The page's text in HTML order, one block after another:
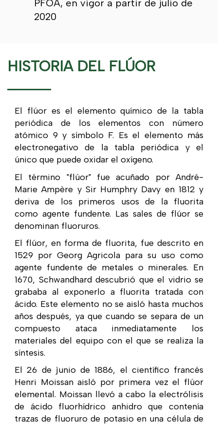
PFOA, en vigor a partir de julio de
2020
HISTORIA DEL FLÚOR
El flúor es el elemento químico de la tabla
periódica de los elementos con número
atómico 9 y símbolo F. Es el elemento más
electronegativo de la tabla periódica y el
único que puede oxidar el oxígeno.
El término "flúor" fue acuñado por André-
Marie Ampère y Sir Humphry Davy en 1812 y
deriva de los primeros usos de la fluorita
como agente fundente. Las sales de flúor se
denominan fluoruros.
El flúor, en forma de fluorita, fue descrito en
1529 por Georg Agricola para su uso como
agente fundente de metales o minerales. En
1670, Schwandhard descubrió que el vidrio se
grababa al exponerlo a fluorita tratada con
ácido. Este elemento no se aisló hasta muchos
años después, ya que cuando se separa de un
compuesto ataca inmediatamente los
materiales del equipo con el que se realiza la
síntesis.
El 26 de junio de 1886, el científico francés
Henri Moissan aisló por primera vez el flúor
elemental. Moissan llevó a cabo la electrólisis
de ácido fluorhídrico anhidro que contenía
trazas de fluoruro de potasio en una célula de